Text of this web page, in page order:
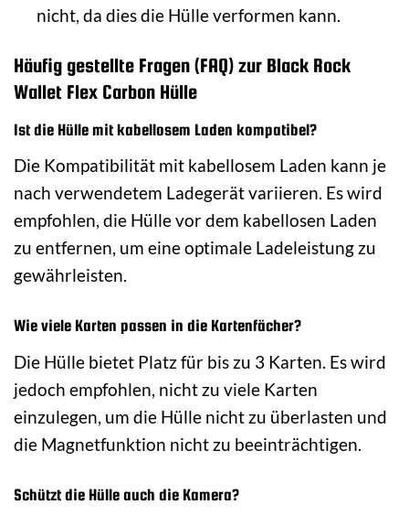
nicht, da dies die Hülle verformen kann.
Häufig gestellte Fragen (FAQ) zur Black Rock
Wallet Flex Carbon Hülle
Ist die Hülle mit kabellosem Laden kompatibel?
Die Kompatibilität mit kabellosem Laden kann je
nach verwendetem Ladegerät variieren. Es wird
empfohlen, die Hülle vor dem kabellosen Laden
zu entfernen, um eine optimale Ladeleistung zu
gewährleisten.
Wie viele Karten passen in die Kartenfächer?
Die Hülle bietet Platz für bis zu 3 Karten. Es wird
jedoch empfohlen, nicht zu viele Karten
einzulegen, um die Hülle nicht zu überlasten und
die Magnetfunktion nicht zu beeinträchtigen.
Schützt die Hülle auch die Kamera?